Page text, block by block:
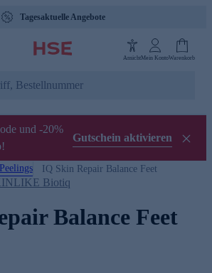
Tagesaktuelle Angebote
AnsichtMein KontoWarenkorb
und -20%
Gutschein aktivieren
IQ Skin Repair Balance Feet
Biotiq
Balance Feet